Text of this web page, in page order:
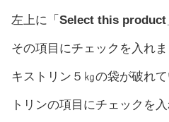
左上に「 Select this product
その項目にチェックを入れ
キストリン５㎏の袋が破れ
トリンの項目にチェックを入